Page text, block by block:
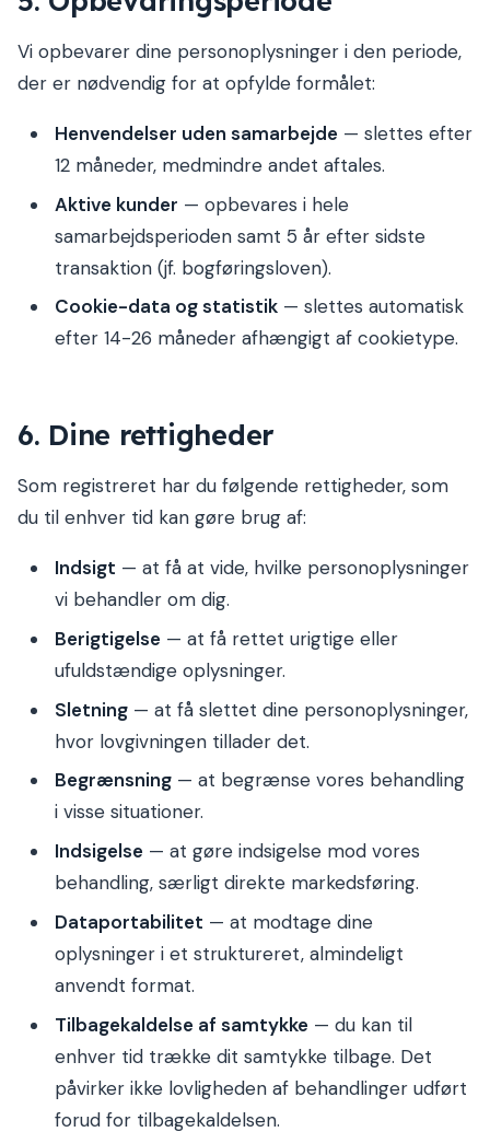
Vi opbevarer dine personoplysninger i den periode,
der er nødvendig for at opfylde formålet:
Henvendelser uden samarbejde — slettes efter
12 måneder, medmindre andet aftales.
Aktive kunder — opbevares i hele
samarbejdsperioden samt 5 år efter sidste
transaktion (jf. bogføringsloven).
Cookie-data og statistik — slettes automatisk
efter 14-26 måneder afhængigt af cookietype.
6. Dine rettigheder
Som registreret har du følgende rettigheder, som
du til enhver tid kan gøre brug af:
Indsigt — at få at vide, hvilke personoplysninger
vi behandler om dig.
Berigtigelse — at få rettet urigtige eller
ufuldstændige oplysninger.
Sletning — at få slettet dine personoplysninger,
hvor lovgivningen tillader det.
Begrænsning — at begrænse vores behandling
i visse situationer.
Indsigelse — at gøre indsigelse mod vores
behandling, særligt direkte markedsføring.
Dataportabilitet — at modtage dine
oplysninger i et struktureret, almindeligt
anvendt format.
Tilbagekaldelse af samtykke — du kan til
enhver tid trække dit samtykke tilbage. Det
påvirker ikke lovligheden af behandlinger udført
forud for tilbagekaldelsen.